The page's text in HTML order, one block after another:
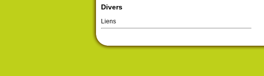
Divers
Liens